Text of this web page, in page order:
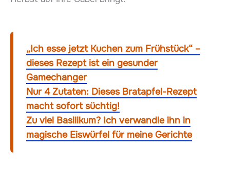
„Ich esse jetzt Kuchen zum Frühstück“ –
dieses Rezept ist ein gesunder
Gamechanger
Nur 4 Zutaten: Dieses Bratapfel-Rezept
macht sofort süchtig!
Zu viel Basilikum? Ich verwandle ihn in
magische Eiswürfel für meine Gerichte